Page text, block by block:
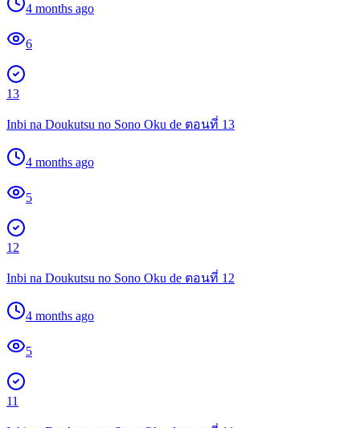
4 months ago
6
13
Inbi na Doukutsu no Sono Oku de ตอนที่ 13
4 months ago
5
12
Inbi na Doukutsu no Sono Oku de ตอนที่ 12
4 months ago
5
11